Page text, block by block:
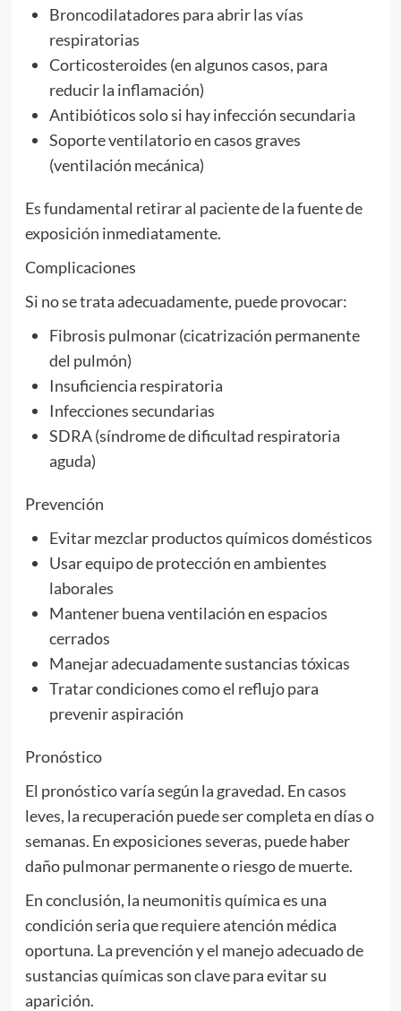
Broncodilatadores para abrir las vías
respiratorias
Corticosteroides (en algunos casos, para
reducir la inflamación)
Antibióticos solo si hay infección secundaria
Soporte ventilatorio en casos graves
(ventilación mecánica)
Es fundamental retirar al paciente de la fuente de
exposición inmediatamente.
Complicaciones
Si no se trata adecuadamente, puede provocar:
Fibrosis pulmonar (cicatrización permanente
del pulmón)
Insuficiencia respiratoria
Infecciones secundarias
SDRA (síndrome de dificultad respiratoria
aguda)
Prevención
Evitar mezclar productos químicos domésticos
Usar equipo de protección en ambientes
laborales
Mantener buena ventilación en espacios
cerrados
Manejar adecuadamente sustancias tóxicas
Tratar condiciones como el reflujo para
prevenir aspiración
Pronóstico
El pronóstico varía según la gravedad. En casos
leves, la recuperación puede ser completa en días o
semanas. En exposiciones severas, puede haber
daño pulmonar permanente o riesgo de muerte.
En conclusión, la neumonitis química es una
condición seria que requiere atención médica
oportuna. La prevención y el manejo adecuado de
sustancias químicas son clave para evitar su
aparición.